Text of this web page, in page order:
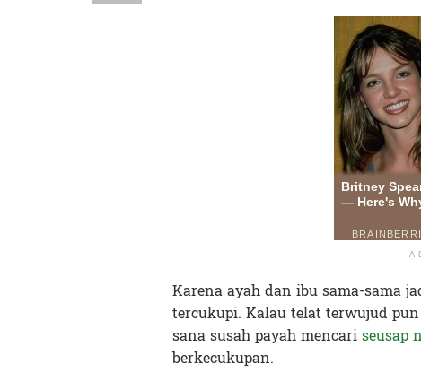
Karena ayah dan ibu sama-sama
tercukupi. Kalau telat terwujud
sana susah payah mencariseusap
berkecukupan.